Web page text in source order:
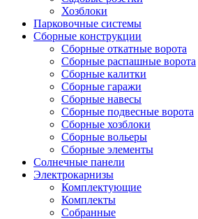
Хозблоки
Парковочные системы
Сборные конструкции
Сборные откатные ворота
Сборные распашные ворота
Сборные калитки
Сборные гаражи
Сборные навесы
Сборные подвесные ворота
Сборные хозблоки
Сборные вольеры
Сборные элементы
Солнечные панели
Электрокарнизы
Комплектующие
Комплекты
Собранные